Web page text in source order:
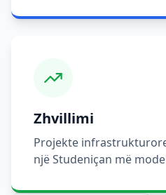
Zhvillimi
Projekte
një Studeniçan më